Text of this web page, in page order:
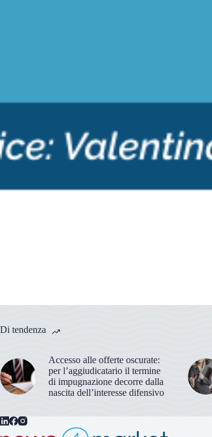
Di tendenza
Accesso alle offerte oscurate:
per l’aggiudicatario il termine
di impugnazione decorre dalla
nascita dell’interesse difensivo